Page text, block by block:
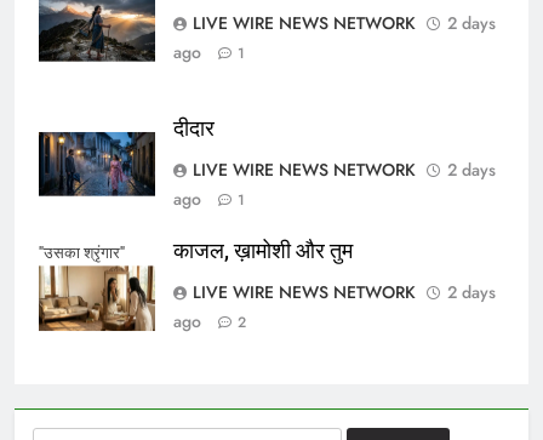
LIVE WIRE NEWS NETWORK
2 days
ago
1
दीदार
LIVE WIRE NEWS NETWORK
2 days
ago
1
"उसका श्रृंगार"
काजल, ख़ामोशी और तुम
LIVE WIRE NEWS NETWORK
2 days
ago
2